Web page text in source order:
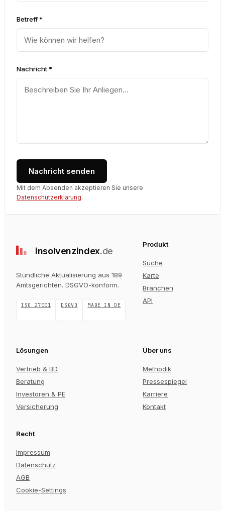
Betreff *
Nachricht *
Nachricht senden
Mit dem Absenden akzeptieren Sie unsere
Datenschutzerklärung.
insolvenzindex.de
Stündliche Aktualisierung aus 189
Amtsgerichten. DSGVO-konform.
ISO 27001 DSGVO MADE IN DE
Produkt
Suche
Karte
Branchen
API
Lösungen
Vertrieb & BD
Beratung
Investoren & PE
Versicherung
Über uns
Methodik
Pressespiegel
Karriere
Kontakt
Recht
Impressum
Datenschutz
AGB
Cookie-Settings